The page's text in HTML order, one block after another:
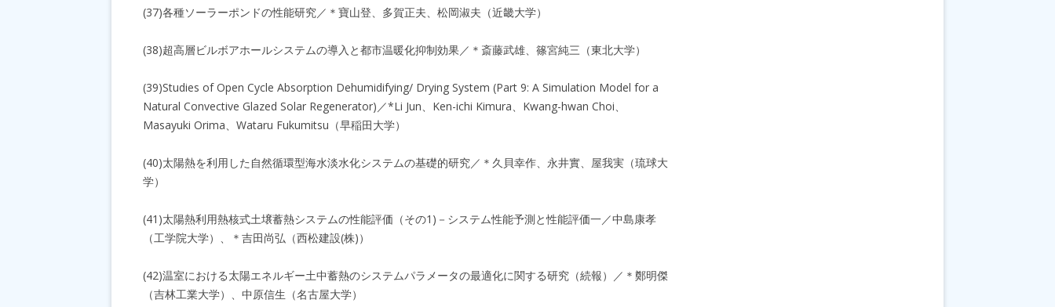
(37)各種ソーラーポンドの性能研究／＊寶山登、多賀正夫、松岡淑夫（近畿大学）
(38)超高層ビルボアホールシステムの導入と都市温暖化抑制効果／＊斎藤武雄、篠宮純三（東北大学）
(39)Studies of Open Cycle Absorption Dehumidifying/ Drying System (Part 9: A Simulation Model for a
Natural Convective Glazed Solar Regenerator)／*Li Jun、Ken-ichi Kimura、Kwang-hwan Choi、
Masayuki Orima、Wataru Fukumitsu（早稲田大学）
(40)太陽熱を利用した自然循環型海水淡水化システムの基礎的研究／＊久貝幸作、永井實、屋我実（琉球大
学）
(41)太陽熱利用熱核式土壌蓄熱システムの性能評価（その1)－システム性能予測と性能評価一／中島康孝
（工学院大学）、＊吉田尚弘（西松建設(株)）
(42)温室における太陽エネルギー土中蓄熱のシステムパラメータの最適化に関する研究（続報）／＊鄭明傑
（吉林工業大学）、中原信生（名古屋大学）